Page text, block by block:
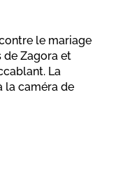
le mariage
de Zagora et
La
la caméra de